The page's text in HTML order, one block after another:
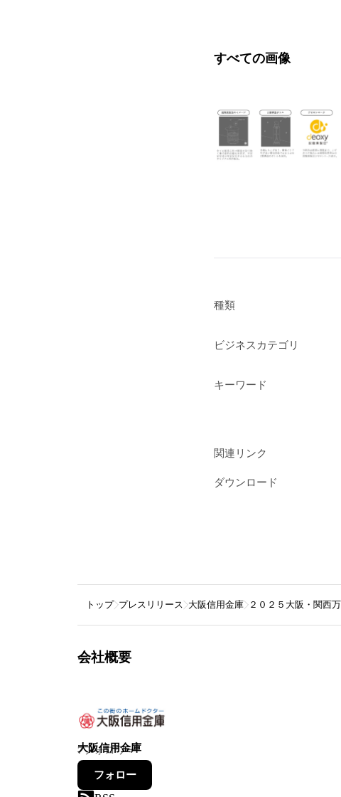
すべての画像
種類
ビジネスカテゴリ
キーワード
関連リンク
ダウンロード
トップ プレスリリース 大阪信用金庫 ２０２５大阪・関西
会社概要
大阪信用金庫
7フォロワー
フォロー